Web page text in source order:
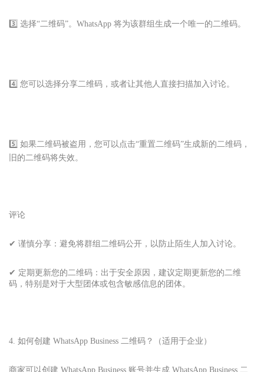
3️⃣ 选择“二维码”。WhatsApp 将为该群组生成一个唯一的二维码。
4️⃣ 您可以选择分享二维码，或者让其他人直接扫描加入讨论。
5️⃣ 如果二维码被盗用，您可以点击“重置二维码”生成新的二维码，
旧的二维码将失效。
评论
✔ 谨慎分享：避免将群组二维码公开，以防止陌生人加入讨论。
✔ 定期更新您的二维码：出于安全原因，建议定期更新您的二维
码，特别是对于大型团体或包含敏感信息的团体。
4. 如何创建 WhatsApp Business 二维码？（适用于企业）
商家可以创建 WhatsApp Business 账号并生成 WhatsApp Business 二